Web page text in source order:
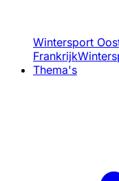
Wintersport
Frankrijk
Thema's